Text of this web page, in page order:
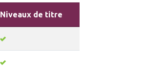
Niveaux de titre